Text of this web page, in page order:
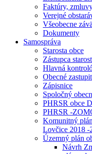
Faktúry,
Verejné
Všeobecne
Dokumenty
Samospráva
Starosta obce
Zástupca
Hlavná
Obecné
Zápisnice
Spoločný
PHRSR obce
PHRSR -
Komunitný
Lovčice 2018 -
Územný plán
Návrh